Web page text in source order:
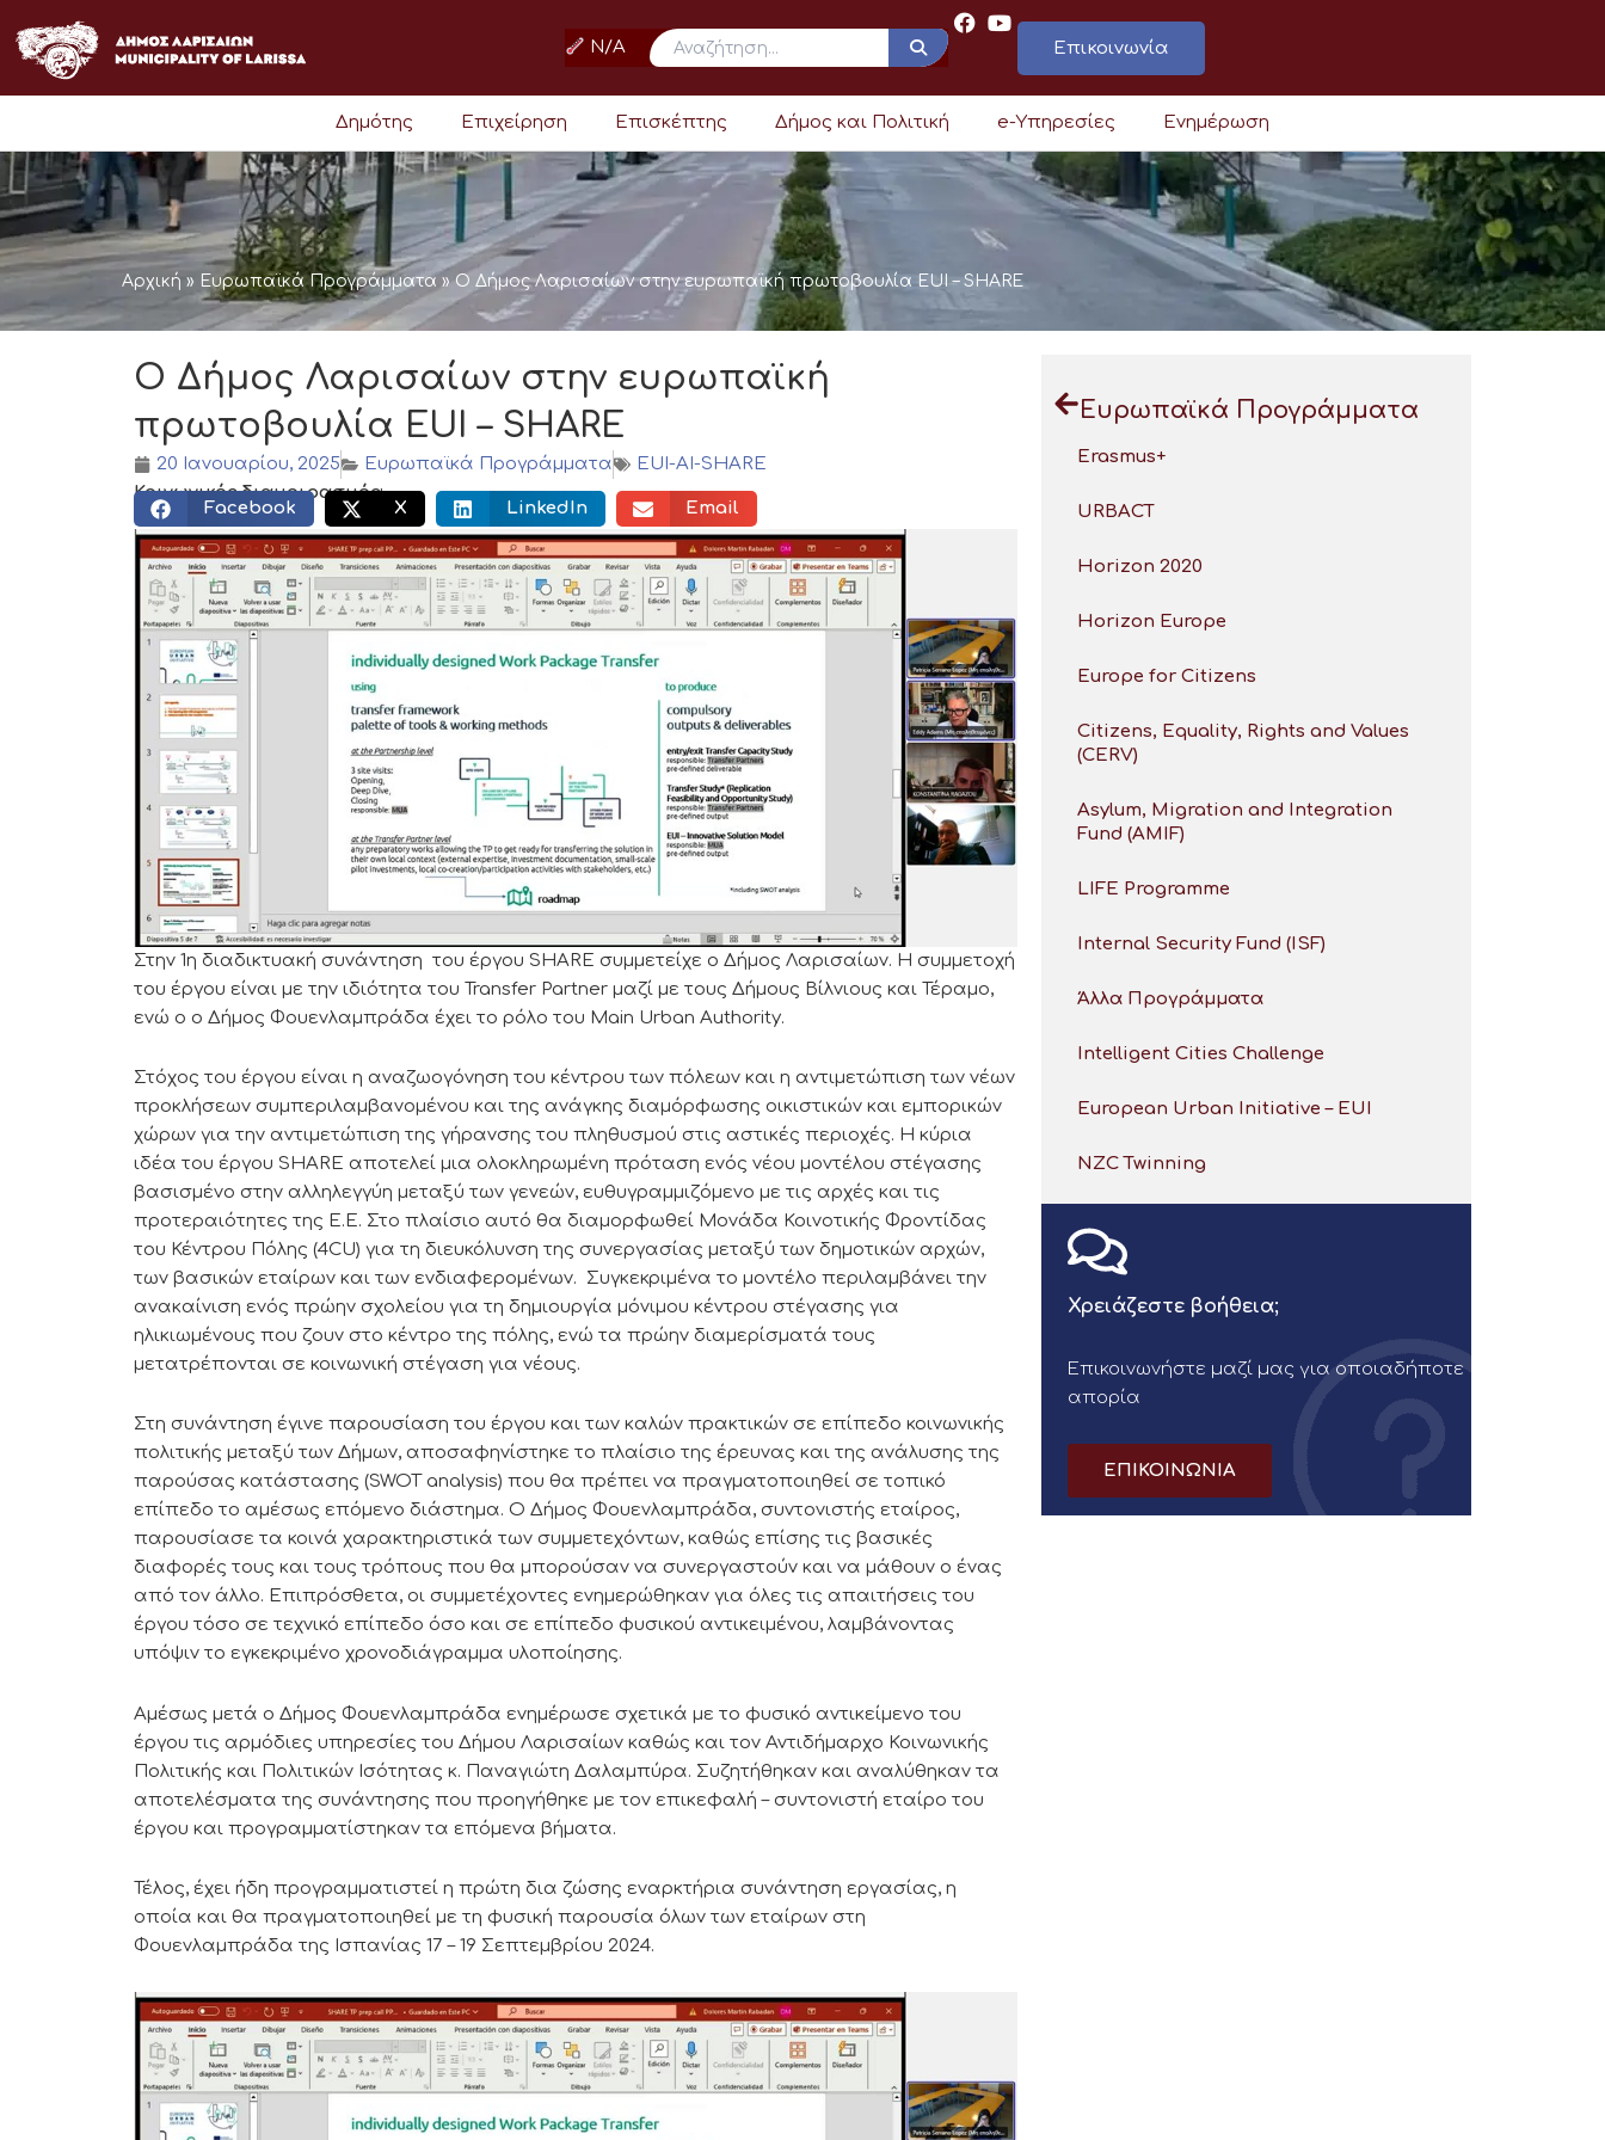
στο
περιεχόμενο
N/A Επικοινωνία
Δημότης Επιχείρηση Επισκέπτης Δήμος και Πολιτική e-Υπηρεσίες Ενημέρωση
Αρχική » Ευρωπαϊκά Προγράμματα »Ο Δήμος Λαρισαίων στην ευρωπαϊκή πρωτοβουλία EUI – SHARE
Ο Δήμος Λαρισαίων στην ευρωπαϊκή
πρωτοβουλία EUI – SHARE
20 Ιανουαρίου, 2025 Ευρωπαϊκά Προγράμματα
EUI-AI-SHARE
Κοινωνικός διαμοιρασμός:
Facebook X LinkedIn Email
Στην 1η διαδικτυακή συνάντηση του έργου SHARE συμμετείχε ο Δήμος Λαρισαίων. Η συμμετοχή
του έργου είναι με την ιδιότητα του Transfer Partner μαζί με τους Δήμους Βίλνιους και Τέραμο,
ενώ ο ο Δήμος Φουενλαμπράδα έχει το ρόλο του Main Urban Authority.
Στόχος του έργου είναι η αναζωογόνηση του κέντρου των πόλεων και η αντιμετώπιση των νέων
προκλήσεων συμπεριλαμβανομένου και της ανάγκης διαμόρφωσης οικιστικών και εμπορικών
χώρων για την αντιμετώπιση της γήρανσης του πληθυσμού στις αστικές περιοχές. Η κύρια
ιδέα του έργου SHARE αποτελεί μια ολοκληρωμένη πρόταση ενός νέου μοντέλου στέγασης
βασισμένο στην αλληλεγγύη μεταξύ των γενεών, ευθυγραμμιζόμενο με τις αρχές και τις
προτεραιότητες της Ε.Ε. Στο πλαίσιο αυτό θα διαμορφωθεί Μονάδα Κοινοτικής Φροντίδας
του Κέντρου Πόλης (4CU) για τη διευκόλυνση της συνεργασίας μεταξύ των δημοτικών αρχών,
των βασικών εταίρων και των ενδιαφερομένων. Συγκεκριμένα το μοντέλο περιλαμβάνει την
ανακαίνιση ενός πρώην σχολείου για τη δημιουργία μόνιμου κέντρου στέγασης για
ηλικιωμένους που ζουν στο κέντρο της πόλης, ενώ τα πρώην διαμερίσματά τους
μετατρέπονται σε κοινωνική στέγαση για νέους.
Στη συνάντηση έγινε παρουσίαση του έργου και των καλών πρακτικών σε επίπεδο κοινωνικής
πολιτικής μεταξύ των Δήμων, αποσαφηνίστηκε το πλαίσιο της έρευνας και της ανάλυσης της
παρούσας κατάστασης (SWOT analysis) που θα πρέπει να πραγματοποιηθεί σε τοπικό
επίπεδο το αμέσως επόμενο διάστημα. O Δήμος Φουενλαμπράδα, συντονιστής εταίρος,
παρουσίασε τα κοινά χαρακτηριστικά των συμμετεχόντων, καθώς επίσης τις βασικές
διαφορές τους και τους τρόπους που θα μπορούσαν να συνεργαστούν και να μάθουν ο ένας
από τον άλλο. Επιπρόσθετα, οι συμμετέχοντες ενημερώθηκαν για όλες τις απαιτήσεις του
έργου τόσο σε τεχνικό επίπεδο όσο και σε επίπεδο φυσικού αντικειμένου, λαμβάνοντας
υπόψιν το εγκεκριμένο χρονοδιάγραμμα υλοποίησης.
Αμέσως μετά ο Δήμος Φουενλαμπράδα ενημέρωσε σχετικά με το φυσικό αντικείμενο του
έργου τις αρμόδιες υπηρεσίες του Δήμου Λαρισαίων καθώς και τον Αντιδήμαρχο Κοινωνικής
Πολιτικής και Πολιτικών Ισότητας κ. Παναγιώτη Δαλαμπύρα. Συζητήθηκαν και αναλύθηκαν τα
αποτελέσματα της συνάντησης που προηγήθηκε με τον επικεφαλή – συντονιστή εταίρο του
έργου και προγραμματίστηκαν τα επόμενα βήματα.
Τέλος, έχει ήδη προγραμματιστεί η πρώτη δια ζώσης εναρκτήρια συνάντηση εργασίας, η
οποία και θα πραγματοποιηθεί με τη φυσική παρουσία όλων των εταίρων στη
Φουενλαμπράδα της Ισπανίας 17 – 19 Σεπτεμβρίου 2024.
Ευρωπαϊκά Προγράμματα
Erasmus+
URBACT
Horizon 2020
Horizon Europe
Europe for Citizens
Citizens, Equality, Rights and Values
(CERV)
Asylum, Migration and Integration
Fund (AMIF)
LIFE Programme
Internal Security Fund (ISF)
Άλλα Προγράμματα
Intelligent Cities Challenge
European Urban Initiative – EUI
NZC Twinning
Χρειάζεστε βοήθεια;
Επικοινωνήστε μαζί μας για οποιαδήποτε
απορία
ΕΠΙΚΟΙΝΩΝΙΑ